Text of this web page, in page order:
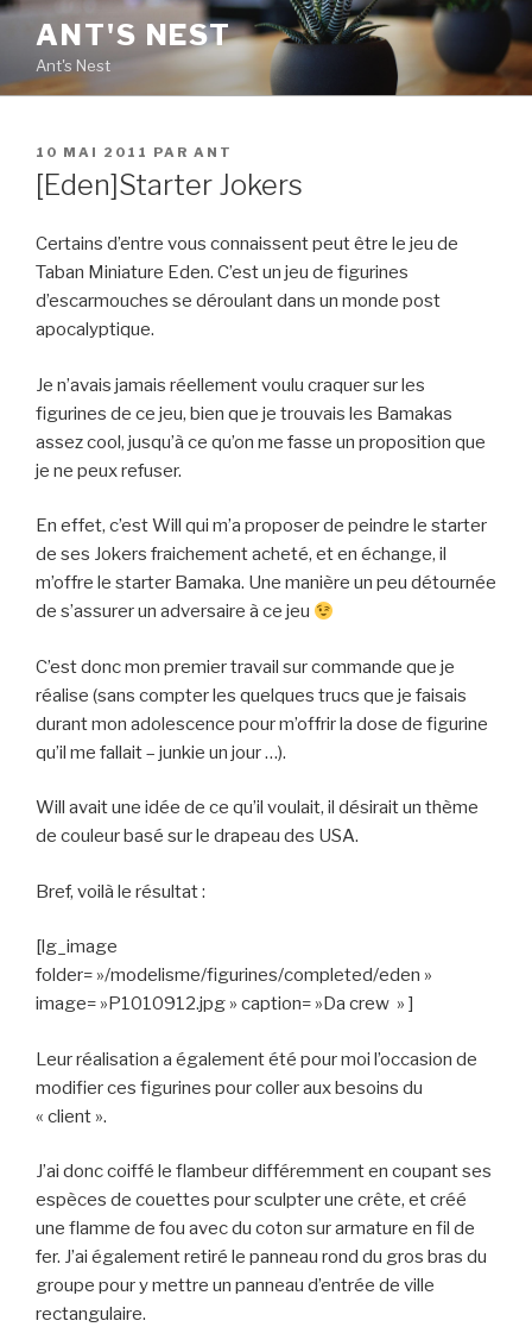
Aller
contenu
principal
ANT'S NEST
Ant's Nest
PUBLIÉ
LE
10 MAI 2011 PAR ANT
[Eden]Starter Jokers
Certains d’entre vous connaissent peut être le jeu de
Taban Miniature Eden. C’est un jeu de figurines
d’escarmouches se déroulant dans un monde post
apocalyptique.
Je n’avais jamais réellement voulu craquer sur les
figurines de ce jeu, bien que je trouvais les Bamakas
assez cool, jusqu’à ce qu’on me fasse un proposition que
je ne peux refuser.
En effet, c’est Will qui m’a proposer de peindre le starter
de ses Jokers fraichement acheté, et en échange, il
m’offre le starter Bamaka. Une manière un peu détournée
de s’assurer un adversaire à ce jeu
C’est donc mon premier travail sur commande que je
réalise (sans compter les quelques trucs que je faisais
durant mon adolescence pour m’offrir la dose de figurine
qu’il me fallait – junkie un jour …).
Will avait une idée de ce qu’il voulait, il désirait un thème
de couleur basé sur le drapeau des USA.
Bref, voilà le résultat :
[lg_image
folder= »/modelisme/figurines/completed/eden »
image= »P1010912.jpg » caption= »Da crew » ]
Leur réalisation a également été pour moi l’occasion de
modifier ces figurines pour coller aux besoins du
« client ».
J’ai donc coiffé le flambeur différemment en coupant ses
espèces de couettes pour sculpter une crête, et créé
une flamme de fou avec du coton sur armature en fil de
fer. J’ai également retiré le panneau rond du gros bras du
groupe pour y mettre un panneau d’entrée de ville
rectangulaire.